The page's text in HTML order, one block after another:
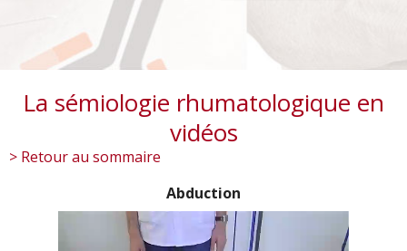
La sémiologie rhumatologique en
vidéos
> Retour au sommaire
Abduction